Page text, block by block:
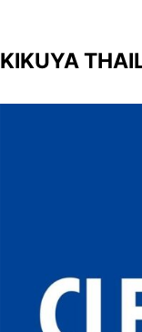
KIKUYA